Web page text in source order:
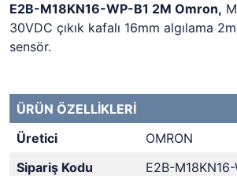
E2B-M18KN16-WP-B1 2M Omron,
30VDC çıkık kafalı 16mm algılama
sensör.
ÜRÜN ÖZELLİKLERİ
Üretici
OMRON
Sipariş Kodu
E2B-